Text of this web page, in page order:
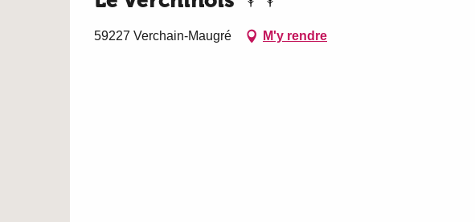
59227 Verchain-Maugré M'y rendre